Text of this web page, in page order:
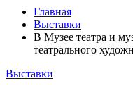
Главная
Выставки
В Музее театра и
театрального
Выставки